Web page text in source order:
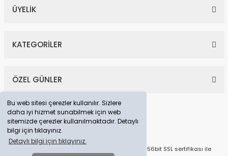
Bu web sitesi çerezler kullanılır. Sizlere
daha iyi hizmet sunabilmek için web
sitemizde çerezler kullanılmaktadır. Detaylı
bilgi için tıklayınız.
Detaylı bilgi için tıklayınız.
ÜYELİK
KATEGORİLER
ÖZEL GÜNLER
© Tüm Hakları Saklıdır. Kredi kartı bilgileriniz 256bit SSL sertifikası ile